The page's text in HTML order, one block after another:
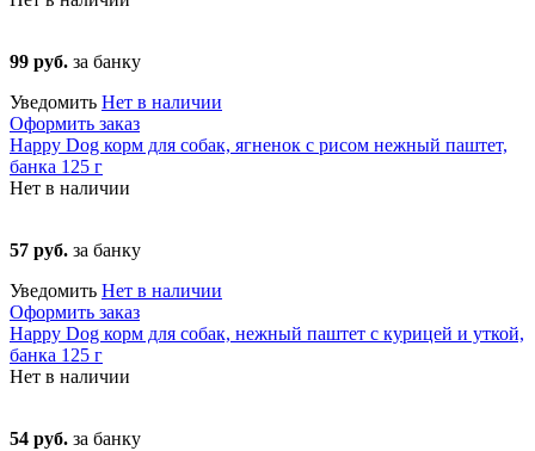
99 руб. за банку
Уведомить Нет в наличии
Оформить заказ
Happy Dog корм для собак, ягненок с рисом нежный паштет,
банка 125 г
Нет в наличии
57 руб. за банку
Уведомить Нет в наличии
Оформить заказ
Happy Dog корм для собак, нежный паштет с курицей и уткой,
банка 125 г
Нет в наличии
54 руб. за банку